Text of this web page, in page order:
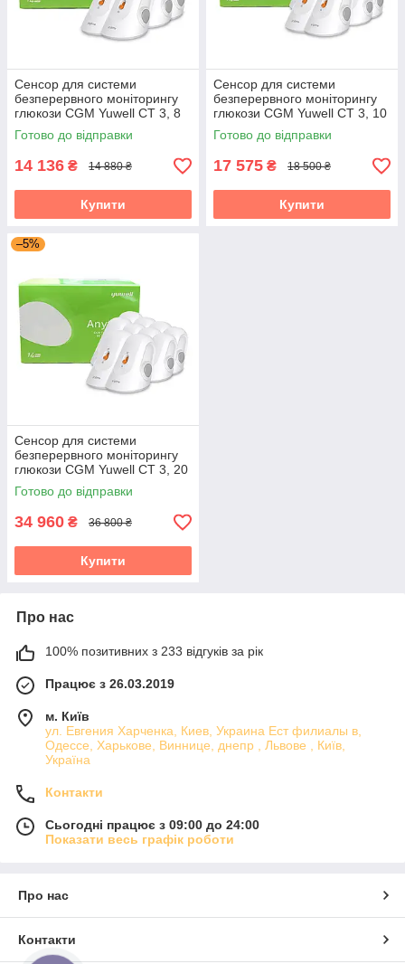
Сенсор для системи
безперервного моніторингу
глюкози CGM Yuwell CT 3, 8
шт.
Готово до відправки
14 136 ₴ 14 880 ₴
Купити
Сенсор для системи
безперервного моніторингу
глюкози CGM Yuwell CT 3, 10
шт.
Готово до відправки
17 575 ₴ 18 500 ₴
Купити
–5%
Сенсор для системи
безперервного моніторингу
глюкози CGM Yuwell CT 3, 20
шт.
Готово до відправки
34 960 ₴ 36 800 ₴
Купити
Про нас
100% позитивних з 233 відгуків за рік
Працює з 26.03.2019
м. Київ
ул. Евгения Харченка, Киев, Украина Ест филиалы в,
Одессе, Харькове, Виннице, днепр , Львове , Київ,
Україна
Контакти
Сьогодні працює з 09:00 до 24:00
Показати весь графік роботи
Про нас
Контакти